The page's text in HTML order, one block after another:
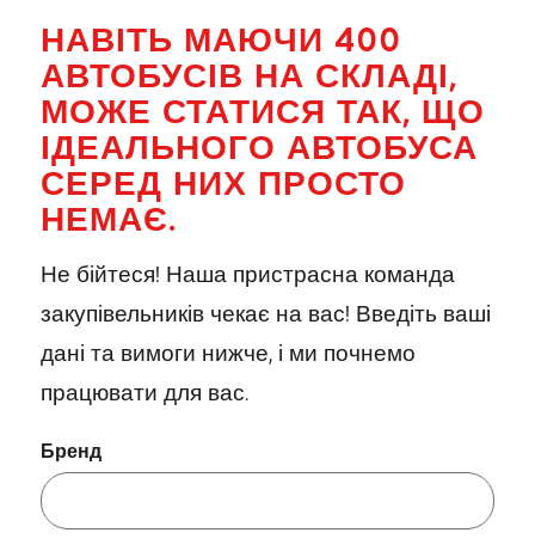
НАВІТЬ МАЮЧИ 400
АВТОБУСІВ НА СКЛАДІ,
МОЖЕ СТАТИСЯ ТАК, ЩО
ІДЕАЛЬНОГО АВТОБУСА
СЕРЕД НИХ ПРОСТО
НЕМАЄ.
Не бійтеся! Наша пристрасна команда
закупівельників чекає на вас! Введіть ваші
дані та вимоги нижче, і ми почнемо
працювати для вас.
Бренд